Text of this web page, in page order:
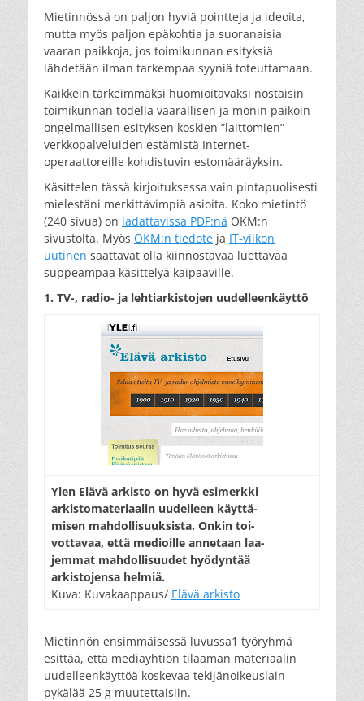
Mietinnössä on paljon hyviä pointteja ja ideoita,
mutta myös paljon epäkohtia ja suoranaisia
vaaran paikkoja, jos toimikunnan esityksiä
lähdetään ilman tarkempaa syyniä toteuttamaan.
Kaikkein tärkeimmäksi huomioitavaksi nostaisin
toimikunnan todella vaarallisen ja monin paikoin
ongelmallisen esityksen koskien ”laittomien”
verkkopalveluiden estämistä Internet-
operaattoreille kohdistuvin estomääräyksin.
Käsittelen tässä kirjoituksessa vain pintapuolisesti
mielestäni merkittävimpiä asioita. Koko mietintö
(240 sivua) on ladattavissa PDF:nä OKM:n
sivustolta. Myös OKM:n tiedote ja IT-viikon
uutinen saattavat olla kiinnostavaa luettavaa
suppeampaa käsittelyä kaipaaville.
1. TV-, radio- ja lehtiarkistojen uudelleenkäyttö
Ylen Elävä arkisto on hyvä esimerkki
arkistomateriaalin uudelleen käyttä-
misen mahdollisuuksista. Onkin toi-
vottavaa, että medioille annetaan laa-
jemmat mahdollisuudet hyödyntää
arkistojensa helmiä.
Kuva: Kuvakaappaus/ Elävä arkisto
Mietinnön ensimmäisessä luvussa1 työryhmä
esittää, että mediayhtiön tilaaman materiaalin
uudelleenkäyttöä koskevaa tekijänoikeuslain
pykälää 25 g muutettaisiin.